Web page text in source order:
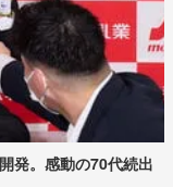
発。感動の70代続出